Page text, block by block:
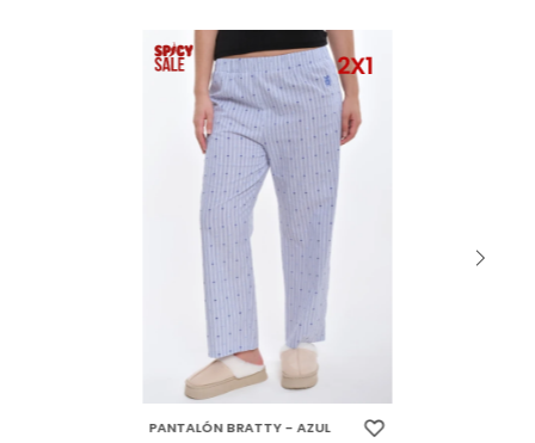
PANTALÓN BRATTY - AZUL